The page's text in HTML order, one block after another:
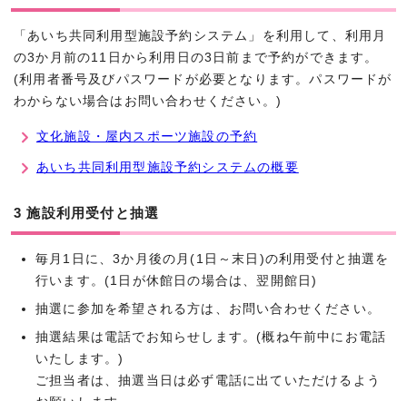
「あいち共同利用型施設予約システム」を利用して、利用月
の3か月前の11日から利用日の3日前まで予約ができます。
(利用者番号及びパスワードが必要となります。パスワードが
わからない場合はお問い合わせください。)
文化施設・屋内スポーツ施設の予約
あいち共同利用型施設予約システムの概要
3 施設利用受付と抽選
毎月1日に、3か月後の月(1日～末日)の利用受付と抽選を
行います。(1日が休館日の場合は、翌開館日)
抽選に参加を希望される方は、お問い合わせください。
抽選結果は電話でお知らせします。(概ね午前中にお電話
いたします。)
ご担当者は、抽選当日は必ず電話に出ていただけるよう